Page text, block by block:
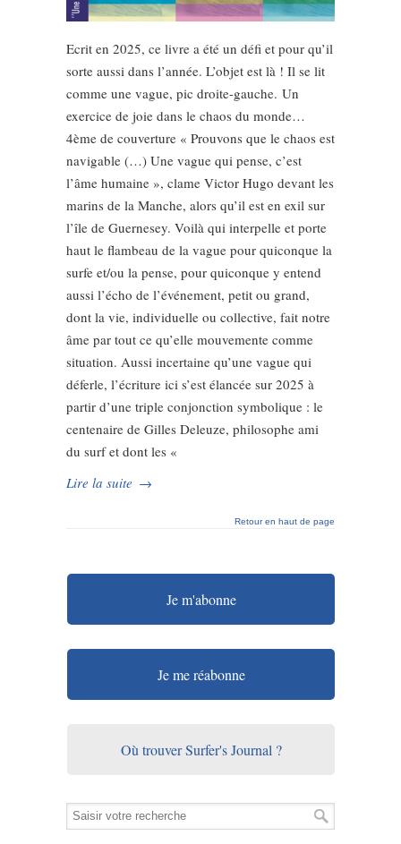
Ecrit en 2025, ce livre a été un défi et pour qu’il
sorte aussi dans l’année. L’objet est là ! Il se lit
comme une vague, pic droite-gauche. Un
exercice de joie dans le chaos du monde…
4ème de couverture « Prouvons que le chaos est
navigable (…) Une vague qui pense, c’est
l’âme humaine », clame Victor Hugo devant les
marins de la Manche, alors qu’il est en exil sur
l’île de Guernesey. Voilà qui interpelle et porte
haut le flambeau de la vague pour quiconque la
surfe et/ou la pense, pour quiconque y entend
aussi l’écho de l’événement, petit ou grand,
dont la vie, individuelle ou collective, fait notre
âme par tout ce qu’elle mouvemente comme
situation. Aussi incertaine qu’une vague qui
déferle, l’écriture ici s’est élancée sur 2025 à
partir d’une triple conjonction symbolique : le
centenaire de Gilles Deleuze, philosophe ami
du surf et dont les «
Lire la suite →
Retour en haut de page
Je m'abonne
Je me réabonne
Où trouver Surfer's Journal ?